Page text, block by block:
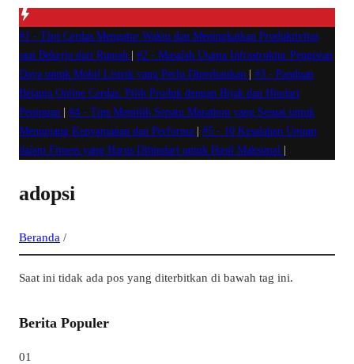
#1 - Tips Cerdas Mengatur Waktu dan Meningkatkan Produktivitas
saat Bekerja dari Rumah
#2 - Masalah Utama Infrastruktur Pengisian
Daya untuk Mobil Listrik yang Perlu Diperhatikan
#3 - Panduan
Belanja Online Cerdas: Pilih Produk dengan Bijak dan Hindari
Penipuan
#4 - Tips Memilih Sepatu Marathon yang Sesuai untuk
Menunjang Kenyamanan dan Performa
#5 - 10 Kesalahan Umum
dalam Fitness yang Harus Dihindari untuk Hasil Maksimal
adopsi
Beranda /
Saat ini tidak ada pos yang diterbitkan di bawah tag ini.
Berita Populer
01